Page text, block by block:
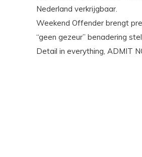
Nederland verkrijgbaar.
Weekend Offender brengt
“geen gezeur” benadering
Detail in everything, ADMIT